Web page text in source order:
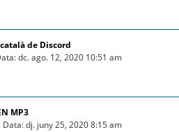
de Discord
dc. ago. 12, 2020 10:51 am
MP3
Data: dj. juny 25, 2020 8:15 am